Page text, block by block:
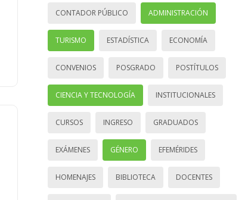
CONTADOR PÚBLICO ADMINISTRACIÓN
TURISMO ESTADÍSTICA ECONOMÍA
CONVENIOS POSGRADO POSTÍTULOS
CIENCIA Y TECNOLOGÍA INSTITUCIONALES
CURSOS INGRESO GRADUADOS
EXÁMENES GÉNERO EFEMÉRIDES
HOMENAJES BIBLIOTECA DOCENTES